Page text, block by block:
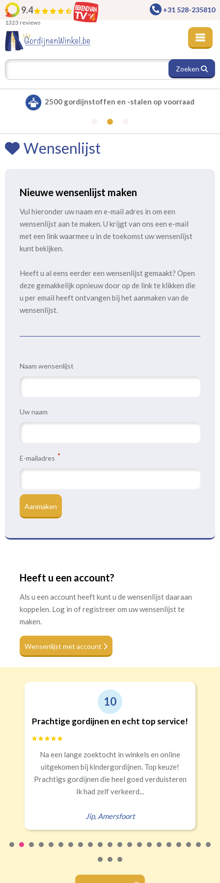
9.4
1323 reviews
+31 528-235810
Zoeken
2500 gordijnstoffen en -stalen op voorraad
Wensenlijst
Nieuwe wensenlijst maken
Vul hieronder uw naam en e-mail adres in om een
wensenlijst aan te maken. U krijgt van ons een e-mail
met een link waarmee u in de toekomst uw wensenlijst
kunt bekijken.
Heeft u al eens eerder een wensenlijst gemaakt? Open
deze gemakkelijk opnieuw door op de link te klikken die
u per email heeft ontvangen bij het aanmaken van de
wensenlijst.
Naam wensenlijst
Uw naam
E-mailadres
Aanmaken
Heeft u een account?
Als u een account heeft kunt u de wensenlijst daaraan
koppelen. Log in of registreer om uw wensenlijst te
maken.
Wensenlijst met account
10
Prachtige gordijnen en echt top service!
Na een lange zoektocht in winkels en online
uitgekomen bij kindergordijnen. Top keuze!
Prachtigs gordijnen die heel goed verduisteren
Ik had zelf verkeerd...
Jip, Amersfoort